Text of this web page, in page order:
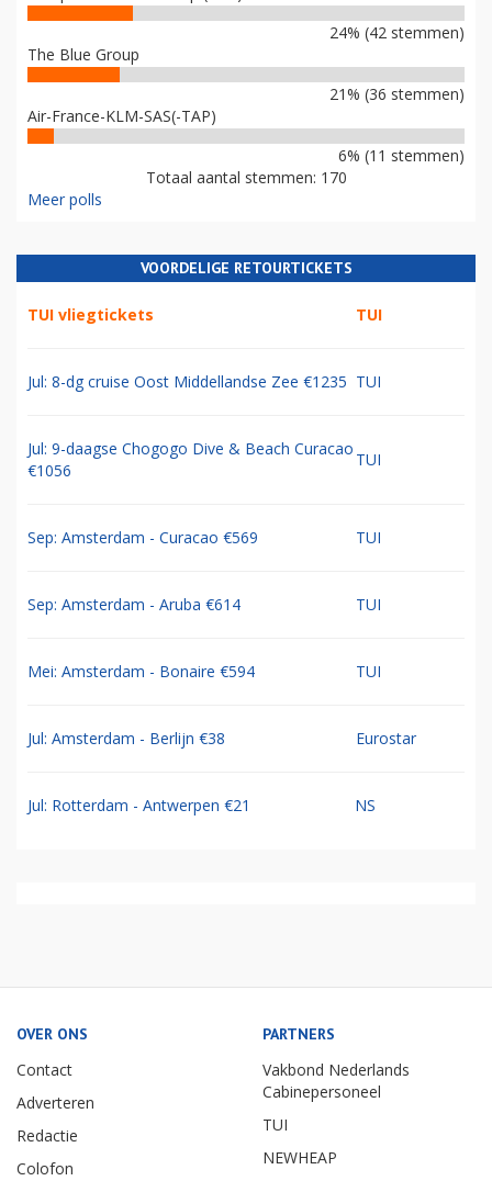
24% (42 stemmen)
The Blue Group
21% (36 stemmen)
Air-France-KLM-SAS(-TAP)
6% (11 stemmen)
Totaal aantal stemmen: 170
Meer polls
VOORDELIGE RETOURTICKETS
TUI vliegtickets TUI
Jul: 8-dg cruise Oost Middellandse Zee €1235 TUI
Jul: 9-daagse Chogogo Dive & Beach Curacao
€1056
TUI
Sep: Amsterdam - Curacao €569 TUI
Sep: Amsterdam - Aruba €614 TUI
Mei: Amsterdam - Bonaire €594 TUI
Jul: Amsterdam - Berlijn €38 Eurostar
Jul: Rotterdam - Antwerpen €21 NS
OVER ONS
Contact
Adverteren
Redactie
Colofon
PARTNERS
Vakbond Nederlands
Cabinepersoneel
TUI
NEWHEAP